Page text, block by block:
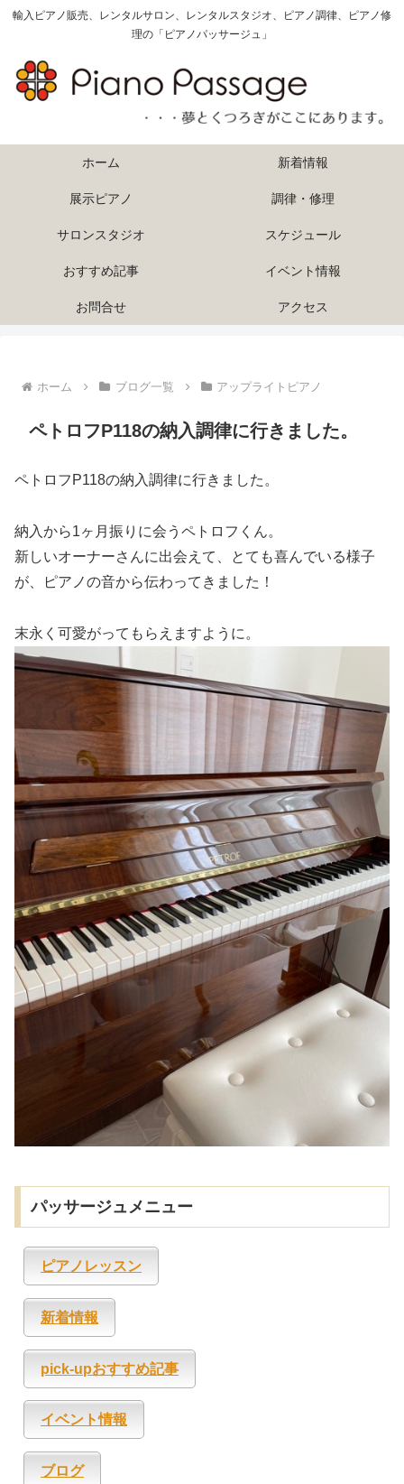
輸入ピアノ販売、レンタルサロン、レンタルスタジオ、ピアノ調律、ピアノ修
理の「ピアノパッサージュ」
ホーム 新着情報
展示ピアノ 調律・修理
サロンスタジオ スケジュール
おすすめ記事 イベント情報
お問合せ アクセス
ホーム ブログ一覧 アップライトピアノ
ペトロフP118の納入調律に行きました。
ペトロフP118の納入調律に行きました。
納入から1ヶ月振りに会うペトロフくん。
新しいオーナーさんに出会えて、とても喜んでいる様子
が、ピアノの音から伝わってきました！
末永く可愛がってもらえますように。
パッサージュメニュー
ピアノレッスン
新着情報
pick-upおすすめ記事
イベント情報
ブログ